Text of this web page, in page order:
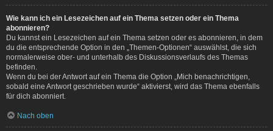
Wie kann ich ein Lesezeichen auf ein Thema setzen oder ein Thema
abonnieren?
Du kannst ein Lesezeichen auf ein Thema setzen oder es abonnieren, in dem
du die entsprechende Option in den „Themen-Optionen“ auswählst, die sich
normalerweise ober- und unterhalb des Diskussionsverlaufs des Themas
befinden.
Wenn du bei der Antwort auf ein Thema die Option „Mich benachrichtigen,
sobald eine Antwort geschrieben wurde“ aktivierst, wird das Thema ebenfalls
für dich abonniert.
Nach oben